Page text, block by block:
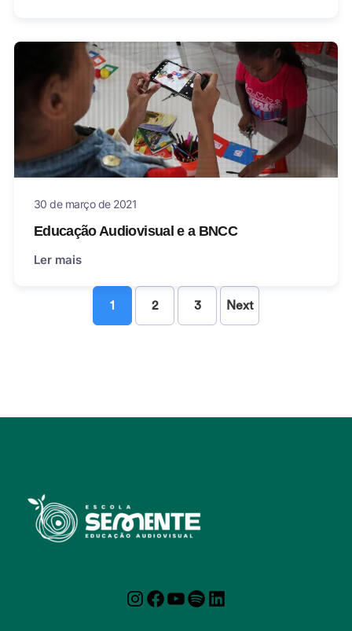
30 de março de 2021
Educação Audiovisual e a BNCC
Ler mais
1 2 3 Next
Instagram
Facebook
YouTube
Spotify